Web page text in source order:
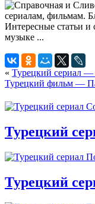
« Турецкий сериал
Турецкий фильм —
Турецкий
Турецкий